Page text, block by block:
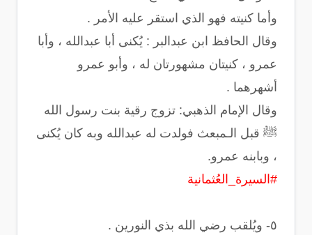
‏وأما كنيته فهو الذي استقر عليه الأمر .
‏وقال الحافظ ابن عبدالبر : ‏يُكنى أبا عبدالله ، وأبا
عمرو ، كنيتان مشهورتان له ، وأبو عمرو
أشهرهما .
وقال الإمام الذهبي: تزوج رقية بنت رسول الله
ﷺ قبل الـمبعث فولدت له عبدالله وبه كان يُكنى
، وبابنه عمرو.
#السيرة_العُثمانية